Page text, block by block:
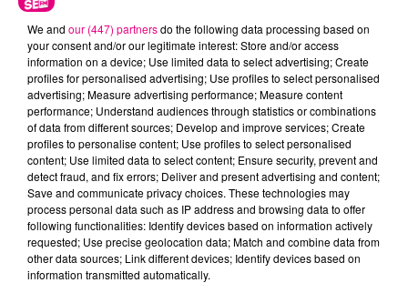
Cancer Lion Vierge
Balance Scorpion
We and our (447) partnersdo the following data processing based on
your consent and/or our legitimate interest: Store and/or access
information on a device; Use limited data to select advertising; Create
profiles for personalised advertising; Use profiles to select personalised
advertising; Measure advertising performance; Measure content
performance; Understand audiences through statistics or combinations
of data from different sources; Develop and improve services; Create
profiles to personalise content; Use profiles to select personalised
content; Use limited data to select content; Ensure security, prevent and
detect fraud, and fix errors; Deliver and present advertising and content;
Save and communicate privacy choices. These technologies may
process personal data such as IP address and browsing data to offer
following functionalities: Identify devices based on information actively
requested; Use precise geolocation data; Match and combine data from
other data sources; Link different devices; Identify devices based on
information transmitted automatically.